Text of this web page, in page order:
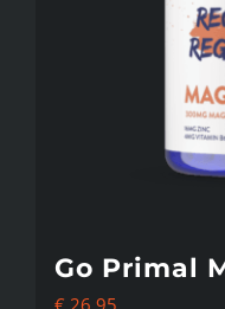
Go Primal
€ 26,95